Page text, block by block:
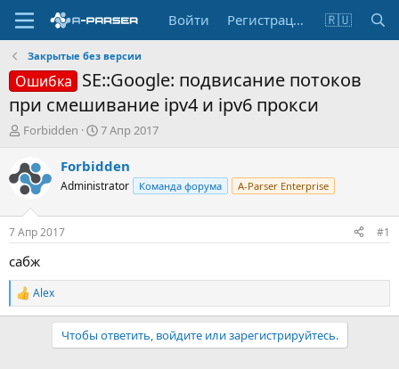
Войти Регистрация 🇷🇺
Закрытые без версии
Ошибка SE::Google: подвисание потоков
при смешивание ipv4 и ipv6 прокси
А
т
о
р
т
м
ы
Forbidden
Д
т
н
а
7 Апр 2017
Forbidden
Administrator Команда форума A-Parser Enterprise
7 Апр 2017 #1
сабж
Р
е
Alex
Чтобы ответить, войдите или зарегистрируйтесь.